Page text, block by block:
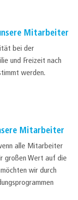
Mitarbeiter
bei der
und Freizeit nach
werden.
Mitarbeiter
alle Mitarbeiter
großen Wert auf die
wir durch